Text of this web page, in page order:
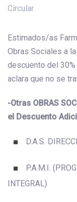
Circular
Estimados/as
Obras Sociales a
descuento del
aclara que no se
-Otras OBRAS
el Descuento
D.A.S.
P.A.M.I.
INTEGRAL)